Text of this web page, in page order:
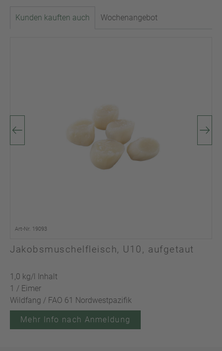
Kunden kauften auch Wochenangebot
Art-Nr. 19093
Jakobsmuschelfleisch, U10, aufgetaut
1,0 kg/l Inhalt
1 / Eimer
Wildfang / FAO 61 Nordwestpazifik
Mehr Info nach Anmeldung